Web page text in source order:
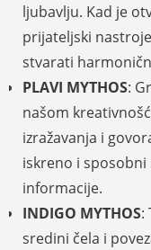
ljubavlju. Kad je
prijateljski
stvarati
PLAVI MYTHOS:
našom
izražavanja i
iskreno i
informacije.
INDIGO MYTHOS:
sredini čela i